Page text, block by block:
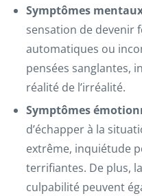
Symptômes
sensation de devenir
automatiques ou
pensées sanglantes,
réalité de l’irréalité.
Symptômes
d’échapper à la
extrême, inquiétude
terrifiantes. De plus,
culpabilité peuvent